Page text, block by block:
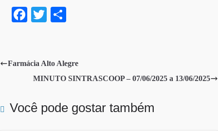
Fa
ok
T
r
Farmácia Alto Alegre
MINUTO SINTRASCOOP – 07/06/2025 a 13/06/2025
Você pode gostar também